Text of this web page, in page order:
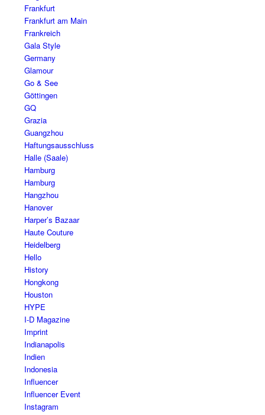
Frankfurt
Frankfurt am Main
Frankreich
Gala Style
Germany
Glamour
Go & See
Göttingen
GQ
Grazia
Guangzhou
Haftungsausschluss
Halle (Saale)
Hamburg
Hamburg
Hangzhou
Hanover
Harper’s Bazaar
Haute Couture
Heidelberg
Hello
History
Hongkong
Houston
HYPE
I-D Magazine
Imprint
Indianapolis
Indien
Indonesia
Influencer
Influencer Event
Instagram